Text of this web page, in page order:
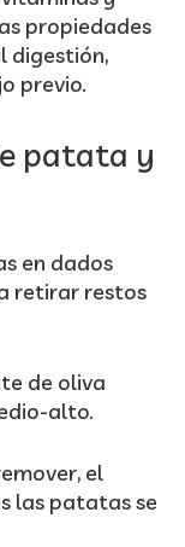
propiedades
digestión,
previo.
patata y
en dados
retirar restos
de oliva
alto.
el
las patatas se